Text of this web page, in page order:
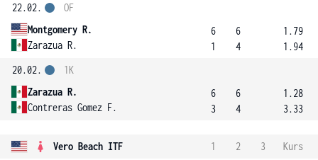
22.02.
Montgomery R.
Zarazua R.
OF
6
1
6
4
1.79
1.94
20.02.
Zarazua R.
Contreras Gomez F.
1K
6
3
6
4
1.28
3.33
Vero Beach ITF 1 2 3
Kurs